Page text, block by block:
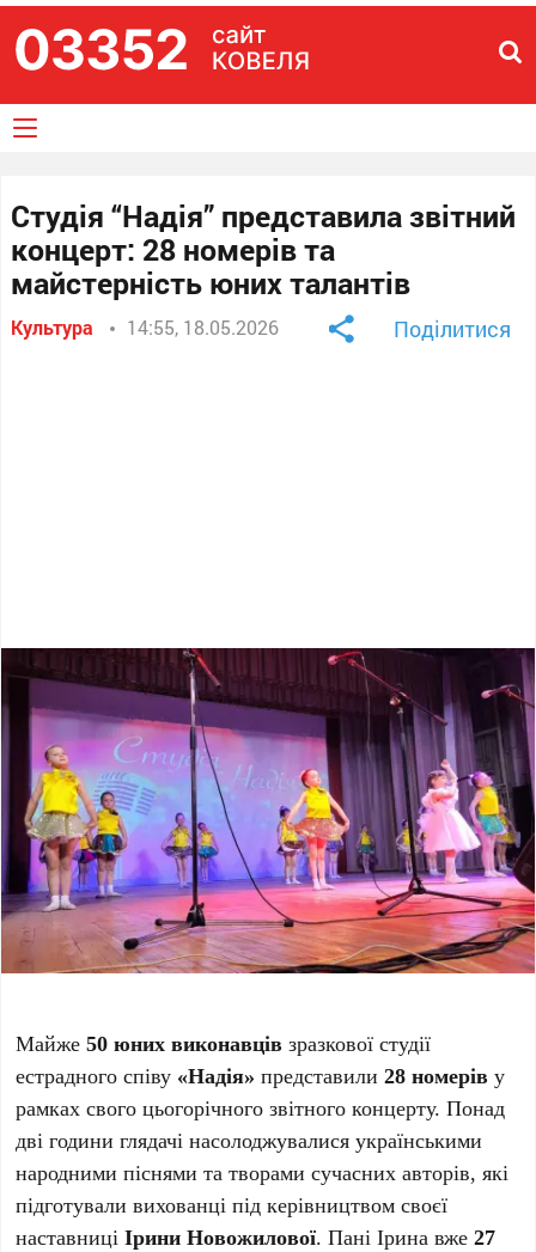
Студія “Надія” представила звітний
концерт: 28 номерів та
майстерність юних талантів
Культура 14:55, 18.05.2026 Поділитися
Майже50 юних виконавців зразкової студії
естрадного співу «Надія» представили28 номерів у
рамках свого цьогорічного звітного концерту. Понад
дві години глядачі насолоджувалися українськими
народними піснями та творами сучасних авторів, які
підготували вихованці під керівництвом своєї
наставниціІрини Новожилової. Пані Ірина вже27